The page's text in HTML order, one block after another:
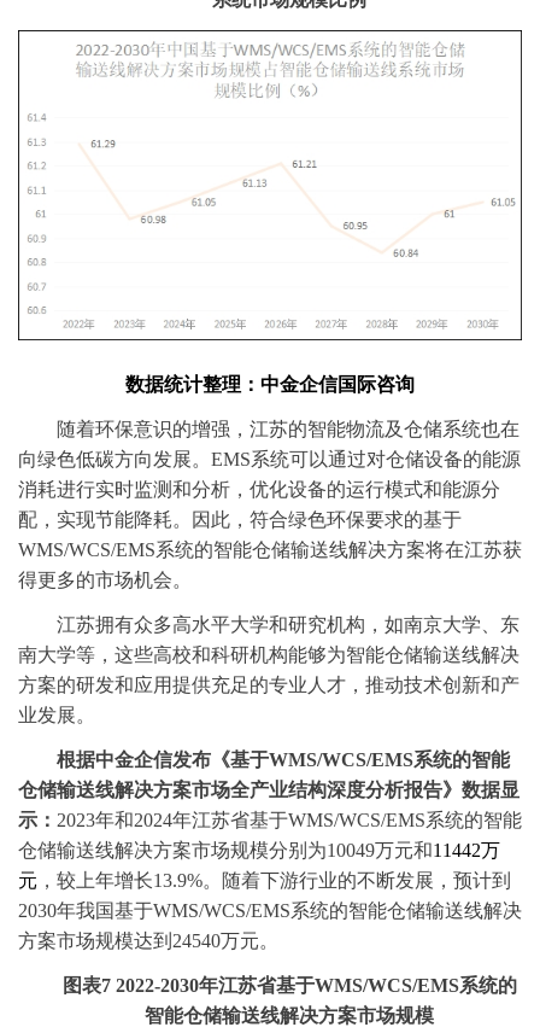
数据统计整理：中金企信国际咨询
随着环保意识的增强，江苏的智能物流及仓储系统也在
向绿色低碳方向发展。 EMS系统可以通过对仓储设备的能源
消耗进行实时监测和分析，优化设备的运行模式和能源分
配，实现节能降耗。因此，符合绿色环保要求的基于
WMS/WCS/EMS系统的智能仓储输送线解决方案将在江苏获
得更多的市场机会。
江苏拥有众多高水平大学和研究机构，如南京大学、东
南大学等，这些高校和科研机构能够为智能仓储输送线解决
方案的研发和应用提供充足的专业人才，推动技术创新和产
业发展。
根据中金企信发布《基于WMS/WCS/EMS系统的智能
仓储输送线解决方案市场全产业结构深度分析报告》数据显
示： 2023年和2024年江苏省基于WMS/WCS/EMS系统的智能
仓储输送线解决方案市场规模分别为10049万元和11442万
元 ，较上年增长13.9%。随着下游行业的不断发展，预计到
2030年我国基于WMS/WCS/EMS系统的智能仓储输送线解决
方案市场规模达到 24540万元。
图表7 2022-2030年江苏省基于WMS/WCS/EMS系统的
智能仓储输送线解决方案市场规模